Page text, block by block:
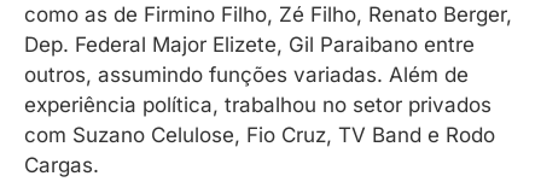
como as de Firmino Filho, Zé Filho, Renato Berger,
Dep. Federal Major Elizete, Gil Paraibano entre
outros, assumindo funções variadas. Além de
experiência política, trabalhou no setor privados
com Suzano Celulose, Fio Cruz, TV Band e Rodo
Cargas.